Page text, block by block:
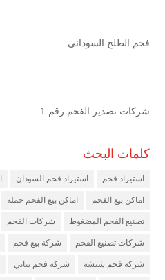
فحم الطلح السوداني
شركات تصدير الفحم رقم 1
كلمات البحث
استيراد فحم استيراد فحم السودان
اماكن بيع الفحم اماكن بيع الفحم جملة
تصنيع الفحم المضغوط شركات الفحم
شركات تصنيع الفحم شركة بيع فحم
شركة فحم شيشة شركة فحم نباتي